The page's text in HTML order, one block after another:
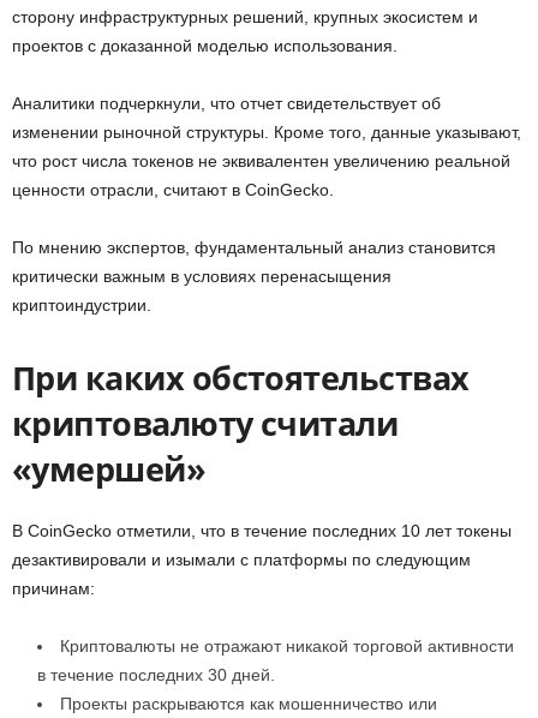
сторону инфраструктурных решений, крупных экосистем и
проектов с доказанной моделью использования.
Аналитики подчеркнули, что отчет свидетельствует об
изменении рыночной структуры. Кроме того, данные указывают,
что рост числа токенов не эквивалентен увеличению реальной
ценности отрасли, считают в CoinGecko.
По мнению экспертов, фундаментальный анализ становится
критически важным в условиях перенасыщения
криптоиндустрии.
При каких обстоятельствах
криптовалюту считали
«умершей»
В CoinGecko отметили, что в течение последних 10 лет токены
дезактивировали и изымали с платформы по следующим
причинам:
Криптовалюты не отражают никакой торговой активности
в течение последних 30 дней.
Проекты раскрываются как мошенничество или